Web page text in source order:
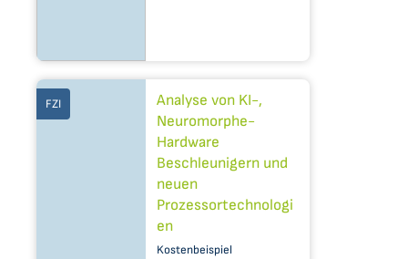
FZI
Analyse von KI-,
Neuromorphe-
Hardware
Beschleunigern und
neuen
Prozessortechnologi
en
Kostenbeispiel